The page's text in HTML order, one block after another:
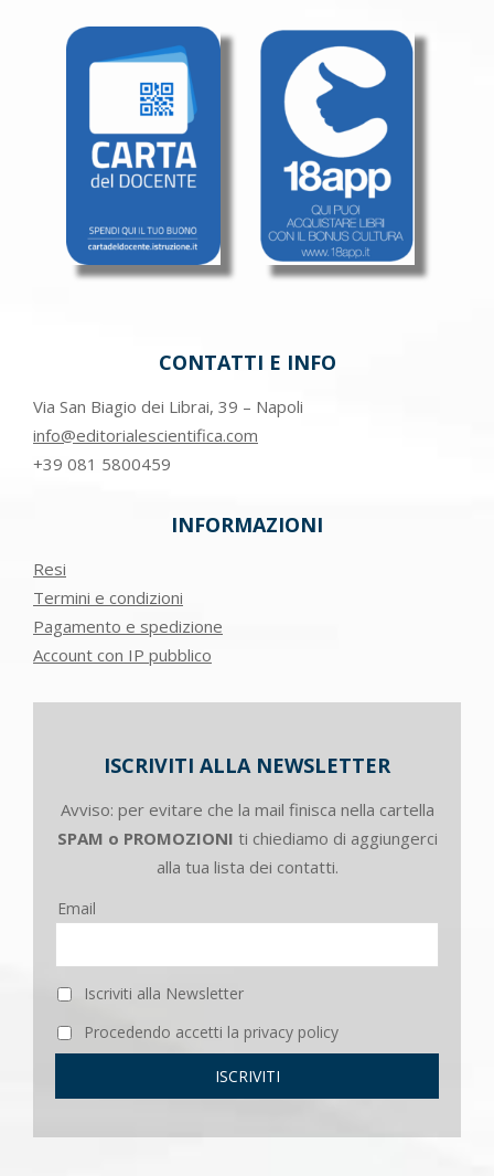
CONTATTI E INFO
Via San Biagio dei Librai, 39 – Napoli
info@editorialescientifica.com
+39 081 5800459
INFORMAZIONI
Resi
Termini e condizioni
Pagamento e spedizione
Account con IP pubblico
ISCRIVITI ALLA NEWSLETTER
Avviso: per evitare che la mail finisca nella cartella
SPAM o PROMOZIONI ti chiediamo di aggiungerci
alla tua lista dei contatti.
Email
Iscriviti alla Newsletter
Procedendo accetti la privacy policy